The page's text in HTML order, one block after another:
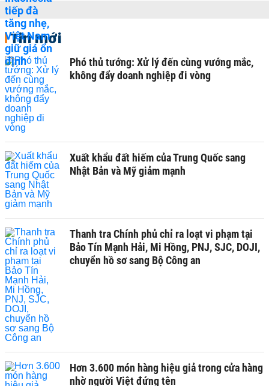
Tin mới
Phó thủ tướng: Xử lý đến cùng vướng mắc,
không đẩy doanh nghiệp đi vòng
Xuất khẩu đất hiếm của Trung Quốc sang
Nhật Bản và Mỹ giảm mạnh
Thanh tra Chính phủ chỉ ra loạt vi phạm tại
Bảo Tín Mạnh Hải, Mi Hồng, PNJ, SJC, DOJI,
chuyển hồ sơ sang Bộ Công an
Hơn 3.600 món hàng hiệu giả trong cửa hàng
nhờ người Việt đứng tên